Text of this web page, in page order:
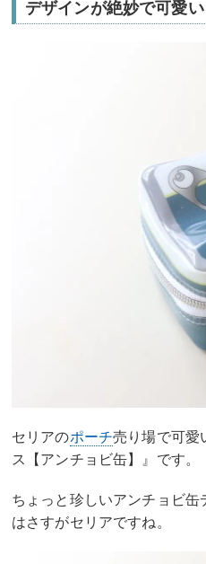
デザインが絶妙で可愛
セリアのポーチ売り場で可愛
ス【アンチョビ缶】』です。
ちょっと珍しいアンチョビ
はさすがセリアですね。